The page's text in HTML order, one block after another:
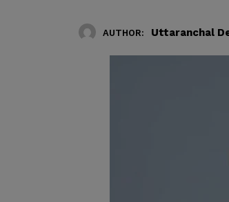
AUTHOR: Uttaranchal